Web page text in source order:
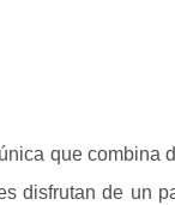
que combina
disfrutan de un